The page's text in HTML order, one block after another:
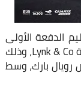
الدفعة الأولى
من سيارة Lynk & Co 009، أحدث طرازات علامة Lynk & Co، وذلك
بارك، وسط